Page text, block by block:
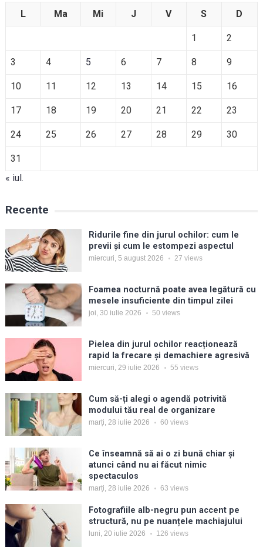
L
Ma Mi J V S D
1 2
3 4 5 6 7 8 9
10 11 12 13 14 15 16
17 18 19 20 21 22 23
24 25 26 27 28 29 30
31
« iul.
Recente
Ridurile fine din jurul ochilor: cum le
previi și cum le estompezi aspectul
miercuri, 5 august 2026 27 views
Foamea nocturnă poate avea legătură cu
mesele insuficiente din timpul zilei
joi, 30 iulie 2026 50 views
Pielea din jurul ochilor reacționează
rapid la frecare și demachiere agresivă
miercuri, 29 iulie 2026 55 views
Cum să-ți alegi o agendă potrivită
modului tău real de organizare
marți, 28 iulie 2026 60 views
Ce înseamnă să ai o zi bună chiar și
atunci când nu ai făcut nimic
spectaculos
marți, 28 iulie 2026 63 views
Fotografiile alb-negru pun accent pe
structură, nu pe nuanțele machiajului
luni, 20 iulie 2026 126 views